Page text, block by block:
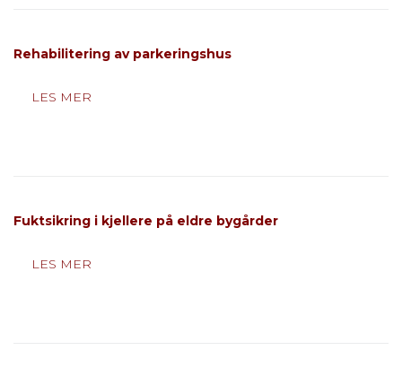
Rehabilitering av parkeringshus
LES MER
Fuktsikring i kjellere på eldre bygårder
LES MER